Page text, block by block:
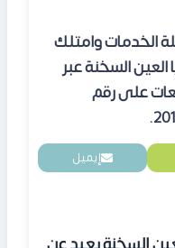
الخدمات وامتلك
السخنة عبر
على رقم
إيميل